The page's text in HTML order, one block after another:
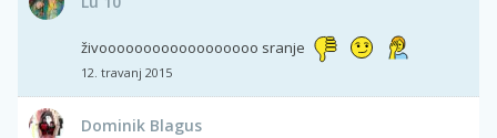
živoooooooooooooooooo sranje
12. travanj 2015
Dominik Blagus